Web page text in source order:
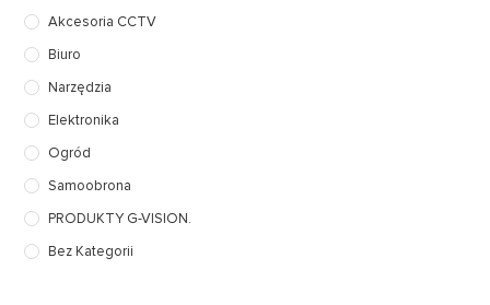
Akcesoria CCTV
Biuro
Narzędzia
Elektronika
Ogród
Samoobrona
PRODUKTY G-VISION.
Bez Kategorii